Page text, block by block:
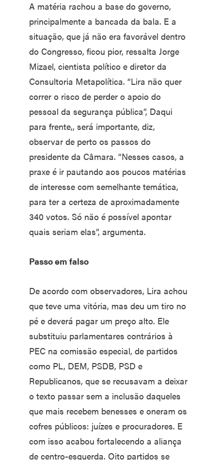
A matéria rachou a base do governo,
principalmente a bancada da bala. E a
situação, que já não era favorável dentro
do Congresso, ficou pior, ressalta Jorge
Mizael, cientista político e diretor da
Consultoria Metapolítica. “Lira não quer
correr o risco de perder o apoio do
pessoal da segurança pública”, Daqui
para frente,, será importante, diz,
observar de perto os passos do
presidente da Câmara. “Nesses casos, a
praxe é ir pautando aos poucos matérias
de interesse com semelhante temática,
para ter a certeza de aproximadamente
340 votos. Só não é possível apontar
quais seriam elas”, argumenta.
Passo em falso
De acordo com observadores, Lira achou
que teve uma vitória, mas deu um tiro no
pé e deverá pagar um preço alto. Ele
substituiu parlamentares contrários à
PEC na comissão especial, de partidos
como PL, DEM, PSDB, PSD e
Republicanos, que se recusavam a deixar
o texto passar sem a inclusão daqueles
que mais recebem benesses e oneram os
cofres públicos: juízes e procuradores. E
com isso acabou fortalecendo a aliança
de centro-esquerda. Oito partidos se